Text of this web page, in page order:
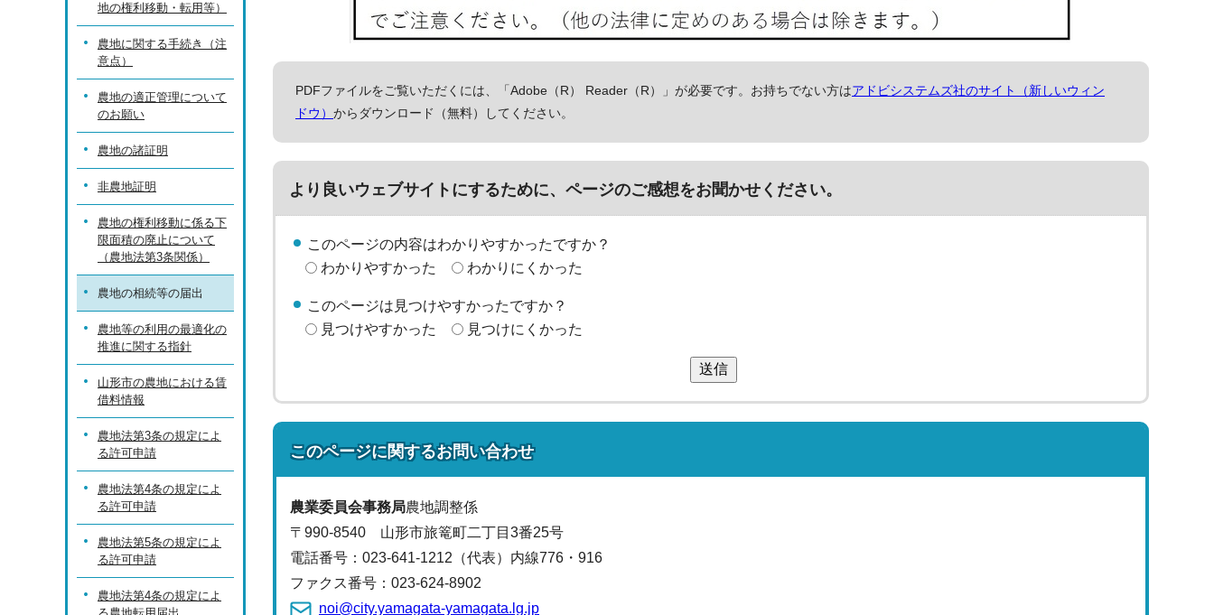
PDFファイルをご覧いただくには、「Adobe（R） Reader（R）」が必要です。お持ちでない方はアドビシステムズ社のサイト（新しいウィン
ドウ） からダウンロード（無料）してください。
より良いウェブサイトにするために、ページのご感想をお聞かせください。
このページの内容はわかりやすかったですか？
わかりやすかった
わかりにくかった
このページは見つけやすかったですか？
見つけやすかった
見つけにくかった
送信
このページに関するお問い合わせ
農業委員会事務局農地調整係
〒990-8540 山形市旅篭町二丁目3番25号
電話番号： 023-641-1212（代表） 内線776・916
ファクス番号：023-624-8902
noi@city.yamagata-yamagata.lg.jp
地の権利移動・転用等）
農地に関する手続き（注
意点）
農地の適正管理について
のお願い
農地の諸証明
非農地証明
農地の権利移動に係る下
限面積の廃止について
（農地法第3条関係）
農地の相続等の届出
農地等の利用の最適化の
推進に関する指針
山形市の農地における賃
借料情報
農地法第3条の規定によ
る許可申請
農地法第4条の規定によ
る許可申請
農地法第5条の規定によ
る許可申請
農地法第4条の規定によ